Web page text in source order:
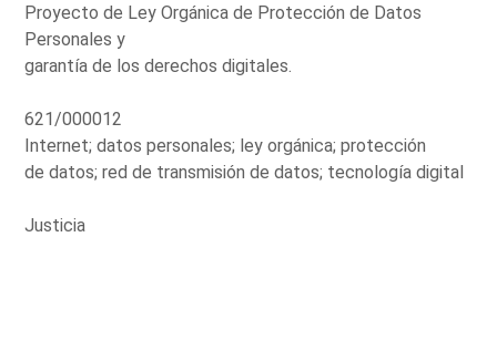
Proyecto de Ley Orgánica de Protección de Datos
Personales y
garantía de los derechos digitales.
621/000012
Internet; datos personales; ley orgánica; protección
de datos; red de transmisión de datos; tecnología digital
Justicia